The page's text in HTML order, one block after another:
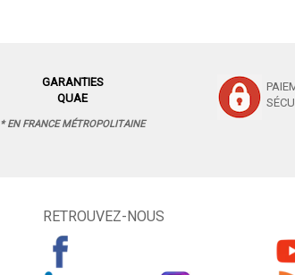
GARANTIES
QUAE
* EN FRANCE MÉTROPOLITAINE
RETROUVEZ-NOUS